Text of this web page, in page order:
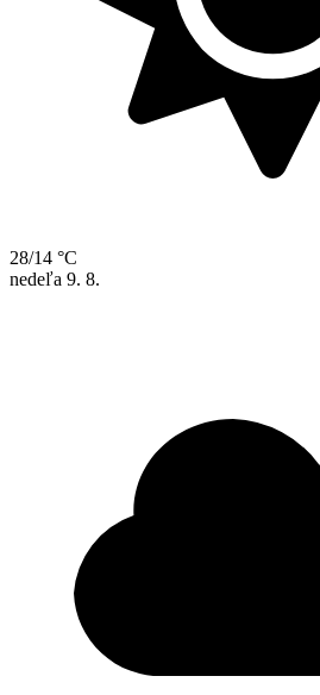
28/14 °C
nedeľa 9. 8.